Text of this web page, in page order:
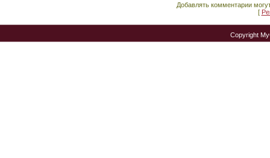
Добавлять комментарии
[
Copyright